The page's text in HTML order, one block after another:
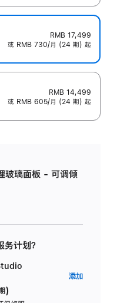
RMB 17,499
或 RMB 730/月 (24 期) 起
RMB 14,499
或 RMB 605/月 (24 期) 起
璃面板 - 可调倾
计划？
)
添加